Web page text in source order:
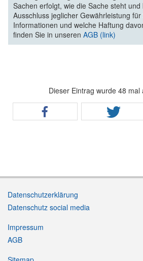
Sachen erfolgt, wie die Sache steht
Ausschluss jeglicher Gewährleistung
Informationen und welche Haftung
finden Sie in unseren AGB (link)
Dieser Eintrag wurde 48 mal
Datenschutzerklärung
Datenschutz social media
Impressum
AGB